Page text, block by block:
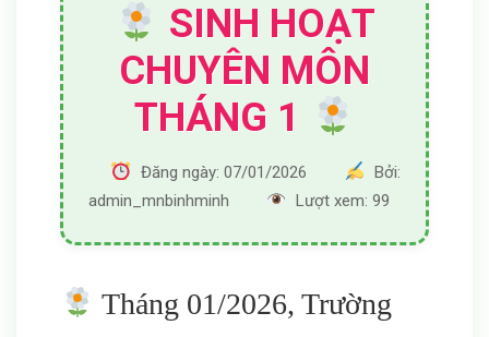
SINH HOẠT
CHUYÊN MÔN
THÁNG 1
Đăng ngày: 07/01/2026
Bởi:
admin_mnbinhminh
Lượt xem: 99
Tháng 01/2026, Trường